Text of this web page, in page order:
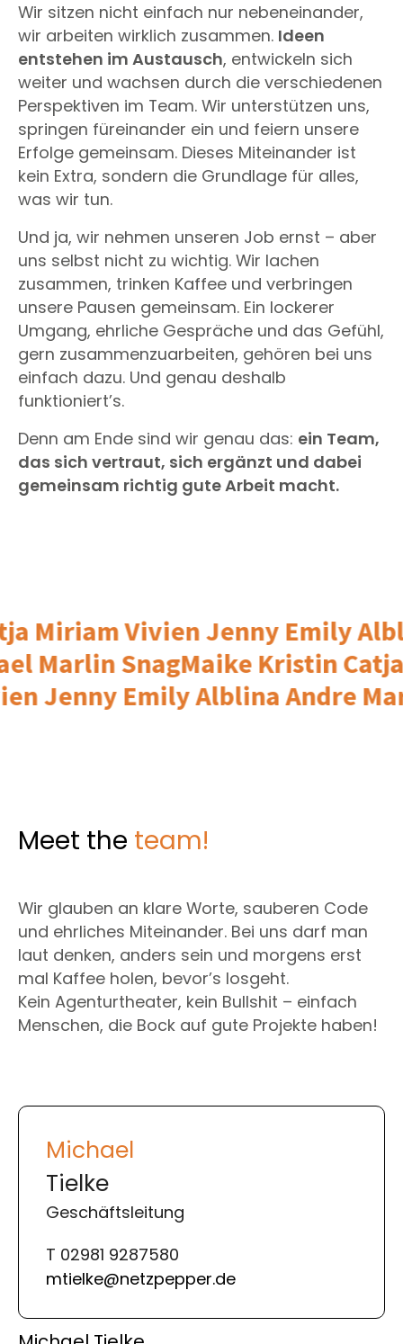
Wir sitzen nicht einfach nur nebeneinander,
wir arbeiten wirklich zusammen. Ideen
entstehen im Austausch, entwickeln sich
weiter und wachsen durch die verschiedenen
Perspektiven im Team. Wir unterstützen uns,
springen füreinander ein und feiern unsere
Erfolge gemeinsam. Dieses Miteinander ist
kein Extra, sondern die Grundlage für alles,
was wir tun.
Und ja, wir nehmen unseren Job ernst – aber
uns selbst nicht zu wichtig. Wir lachen
zusammen, trinken Kaffee und verbringen
unsere Pausen gemeinsam. Ein lockerer
Umgang, ehrliche Gespräche und das Gefühl,
gern zusammenzuarbeiten, gehören bei uns
einfach dazu. Und genau deshalb
funktioniert’s.
Denn am Ende sind wir genau das: ein Team,
das sich vertraut, sich ergänzt und dabei
gemeinsam richtig gute Arbeit macht.
Vivien Jenny Emily
Marlin SnagMaike Kristin
Emily Alblina Andre
Meet the team!
Wir glauben an klare Worte, sauberen Code
und ehrliches Miteinander. Bei uns darf man
laut denken, anders sein und morgens erst
mal Kaffee holen, bevor’s losgeht.
Kein Agenturtheater, kein Bullshit – einfach
Menschen, die Bock auf gute Projekte haben!
Michael
Tielke
Geschäftsleitung
T 02981 9287580
mtielke@netzpepper.de